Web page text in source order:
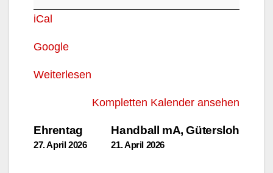
Herford
iCal
Google
Weiterlesen
Kompletten Kalender ansehen
Beitragsnavigation
Handball mA, Gütersloh
21. April 2026
Ehrentag
27. April 2026